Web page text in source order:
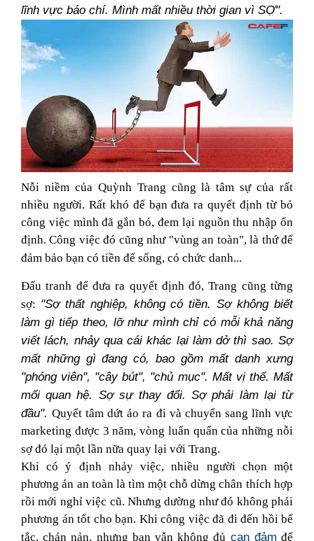
lĩnh vực báo chí. Mình mất nhiều thời gian vì SỢ".
Nỗi niềm của Quỳnh Trang cũng là tâm sự của rất
nhiều người. Rất khó để bạn đưa ra quyết định từ bỏ
công việc mình đã gắn bó, đem lại nguồn thu nhập ổn
định. Công việc đó cũng như "vùng an toàn", là thứ để
đảm bảo bạn có tiền để sống, có chức danh...
Đấu tranh để đưa ra quyết định đó, Trang cũng từng
sợ: "Sợ thất nghiệp, không có tiền. Sợ không biết
làm gì tiếp theo, lỡ như mình chỉ có mỗi khả năng
viết lách, nhảy qua cái khác lại làm dở thì sao. Sợ
mất những gì đang có, bao gồm mất danh xưng
"phóng viên", "cây bút", "chủ mục". Mất vị thế. Mất
mối quan hệ. Sợ sự thay đổi. Sợ phải làm lại từ
đầu".Quyết tâm dứt áo ra đi và chuyển sang lĩnh vực
marketing được 3 năm, vòng luẩn quẩn của những nỗi
sợ đó lại một lần nữa quay lại với Trang.
Khi có ý định nhảy việc, nhiều người chọn một
phương án an toàn là tìm một chỗ dừng chân thích hợp
rồi mới nghỉ việc cũ. Nhưng dường như đó không phải
phương án tốt cho bạn. Khi công việc đã đi đến hồi bế
tắc, chán nản, nhưng bạn vẫn không đủ can đảm để